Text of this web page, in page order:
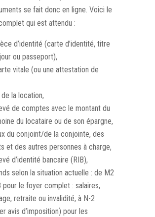
se fait donc en ligne. Voici le
qui est attendu :
d’identité (carte d’identité, titre
ou passeport),
vitale (ou une attestation de
la location,
de comptes avec le montant du
du locataire ou de son épargne,
du conjoint/de la conjointe, des
et des autres personnes à charge,
d’identité bancaire (RIB),
selon la situation actuelle : de M2
pour le foyer complet : salaires,
retraite ou invalidité, à N-2
avis d’imposition) pour les